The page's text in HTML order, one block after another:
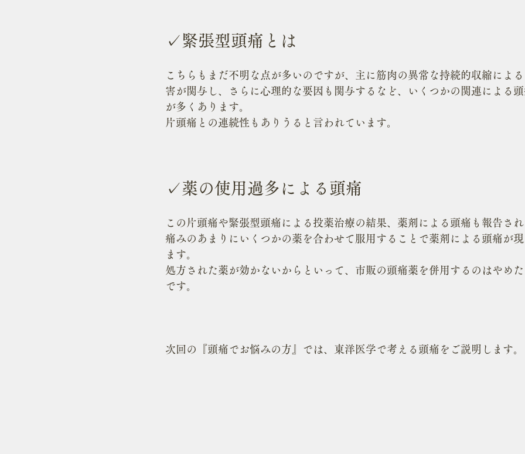
✓緊張型頭痛とは
こちらもまだ不明な点が多いのですが、主に筋肉の異常な持続的収縮によ
害が関与し、さらに心理的な要因も関与するなど、いくつかの関連による頭
が多くあります。
片頭痛との連続性もありうると言われています。
✓薬の使用過多による頭痛
この片頭痛や緊張型頭痛による投薬治療の結果、薬剤による頭痛も報告され
痛みのあまりにいくつかの薬を合わせて服用することで薬剤による頭痛が現
ます。
処方された薬が効かないからといって、市販の頭痛薬を併用するのはやめた
です。
次回の『頭痛でお悩みの方』では、東洋医学で考える頭痛をご説明します。